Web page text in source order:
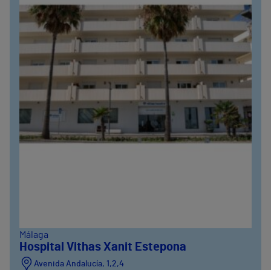
Málaga
Hospital Vithas Xanit Estepona
Avenida Andalucía, 1,2,4